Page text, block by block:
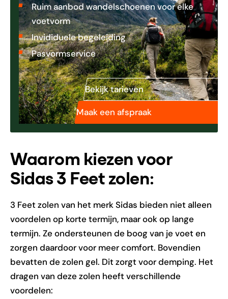
Ruim aanbod wandelschoenen voor elke
voetvorm
Invididuele begeleiding
Pasvormservice
Bekijk tarieven
Maak een afspraak
Waarom kiezen voor
Sidas 3 Feet zolen:
3 Feet zolen van het merk Sidas bieden niet alleen
voordelen op korte termijn, maar ook op lange
termijn. Ze ondersteunen de boog van je voet en
zorgen daardoor voor meer comfort. Bovendien
bevatten de zolen gel. Dit zorgt voor demping. Het
dragen van deze zolen heeft verschillende
voordelen: